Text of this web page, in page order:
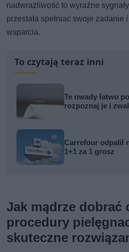
nadwrażliwość to wyraźne
przestała spełniać swoje zadanie
wsparcia.
To czytają teraz inni
Te owady łatwo
rozpoznaj je i
Carrefour odpalił
1+1 za 1 grosz
Jak mądrze dobrać
procedury
skuteczne